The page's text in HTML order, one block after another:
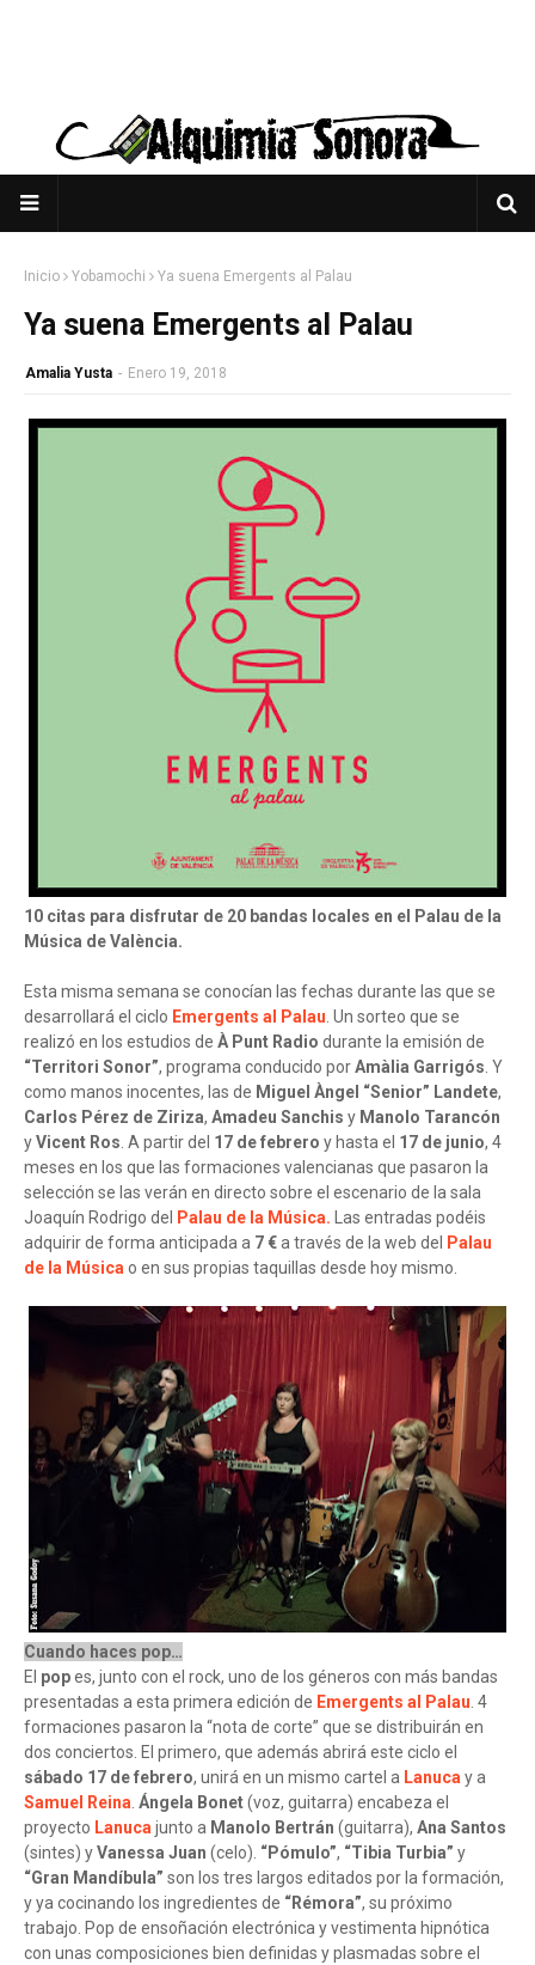
Inicio Yobamochi Ya suena Emergents al Palau
Ya suena Emergents al Palau
Amalia Yusta - Enero 19, 2018
10 citas para disfrutar de 20 bandas locales en el Palau de la
Música de València.
Esta misma semana se conocían las fechas durante las que se
desarrollará el ciclo Emergents al Palau. Un sorteo que se
realizó en los estudios de À Punt Radio durante la emisión de
“Territori Sonor”, programa conducido porAmàlia Garrigós. Y
como manos inocentes, las de Miguel Àngel “Senior” Landete,
Carlos Pérez de Ziriza, Amadeu Sanchis y Manolo Tarancón
yVicent Ros. A partir del 17 de febrero y hasta el 17 de junio, 4
meses en los que las formaciones valencianas que pasaron la
selección se las verán en directo sobre el escenario de la sala
Joaquín Rodrigo del
Palau de la Música. Las entradas podéis
adquirir de forma anticipada a 7 €a través de la web del
Palau
de la Músicao en sus propias taquillas desde hoy mismo.
Cuando haces pop…
El popes, junto con el rock, uno de los géneros con más bandas
presentadas a esta primera edición de Emergents al Palau. 4
formaciones pasaron la “nota de corte” que se distribuirán en
dos conciertos. El primero, que además abrirá este ciclo el
sábado 17 de febrero, unirá en un mismo cartel a Lanucay a
Samuel Reina. Ángela Bonet(voz, guitarra) encabeza el
proyecto Lanucajunto a Manolo Bertrán (guitarra), Ana Santos
(sintes) yVanessa Juan (celo). “Pómulo”, “Tibia Turbia” y
“Gran Mandíbula” son los tres largos editados por la formación,
y ya cocinando los ingredientes de “Rémora”, su próximo
trabajo. Pop de ensoñación electrónica y vestimenta hipnótica
con unas composiciones bien definidas y plasmadas sobre el